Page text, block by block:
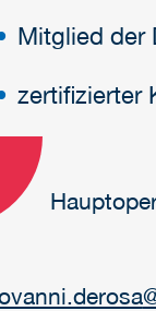
Mitglied der
zertifizierter